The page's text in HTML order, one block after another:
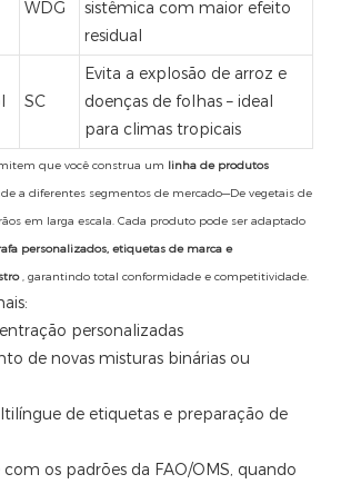
WDG
sistêmica com maior efeito
residual
SC
Evita a explosão de arroz e
doenças de folhas – ideal
para climas tropicais
que você construa um linha de produtos
a diferentes segmentos de mercado—De vegetais de
em larga escala. Cada produto pode ser adaptado
personalizados, etiquetas de marca e
, garantindo total conformidade e competitividade.
personalizadas
de novas misturas binárias ou
de etiquetas e preparação de
os padrões da FAO/OMS, quando